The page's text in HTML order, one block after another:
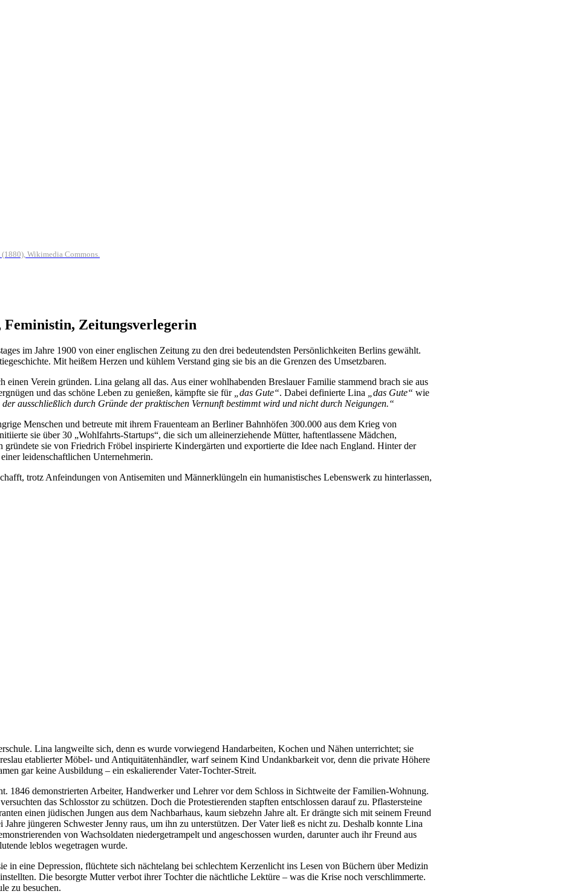
Wikimedia Commons.
Zeitungsverlegerin
im Jahre 1900 von einer englischen Zeitung zu den drei bedeutendsten Persönlichkeiten Berlins gewählt.
Mit heißem Herzen und kühlem Verstand ging sie bis an die Grenzen des Umsetzbaren.
Verein gründen. Lina gelang all das. Aus einer wohlhabenden Breslauer Familie stammend brach sie aus
und das schöne Leben zu genießen, kämpfte sie für
„das Gute“. Dabei definierte Lina „das Gute“ wie
der ausschließlich durch Gründe der praktischen Vernunft bestimmt wird und nicht durch Neigungen.“
Menschen und betreute mit ihrem Frauenteam an Berliner Bahnhöfen 300.000 aus dem Krieg von
sie über 30 „Wohlfahrts-Startups“, die sich um alleinerziehende Mütter, haftentlassene Mädchen,
sie von Friedrich Fröbel inspirierte Kindergärten und exportierte die Idee nach England. Hinter der
leidenschaftlichen Unternehmerin.
trotz Anfeindungen von Antisemiten und Männerklüngeln ein humanistisches Lebenswerk zu hinterlassen,
Lina langweilte sich, denn es wurde vorwiegend Handarbeiten, Kochen und Nähen unterrichtet; sie
etablierter Möbel- und Antiquitätenhändler, warf seinem Kind Undankbarkeit vor, denn die private Höhere
gar keine Ausbildung – ein eskalierender Vater-Tochter-Streit.
1846 demonstrierten Arbeiter, Handwerker und Lehrer vor dem Schloss in Sichtweite der Familien-Wohnung.
das Schlosstor zu schützen. Doch die Protestierenden stapften entschlossen darauf zu. Pflastersteine
einen jüdischen Jungen aus dem Nachbarhaus, kaum siebzehn Jahre alt. Er drängte sich mit seinem Freund
jüngeren Schwester Jenny raus, um ihn zu unterstützen. Der Vater ließ es nicht zu. Deshalb konnte Lina
von Wachsoldaten niedergetrampelt und angeschossen wurden, darunter auch ihr Freund aus
leblos wegetragen wurde.
in eine Depression, flüchtete sich nächtelang bei schlechtem Kerzenlicht ins Lesen von Büchern über Medizin
Die besorgte Mutter verbot ihrer Tochter die nächtliche Lektüre – was die Krise noch verschlimmerte.
zu besuchen.